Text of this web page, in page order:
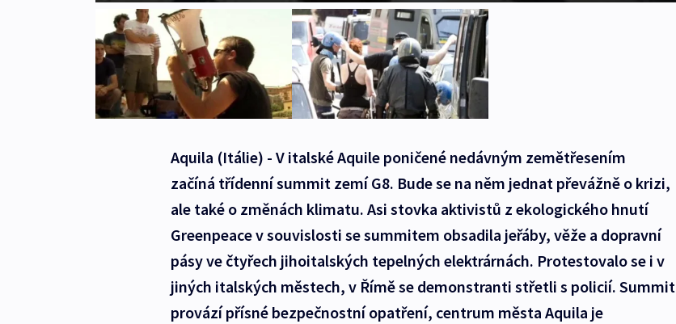
Aquila (Itálie) - V italské Aquile poničené nedávným zemětřesením
začíná třídenní summit zemí G8. Bude se na něm jednat převážně o krizi,
ale také o změnách klimatu. Asi stovka aktivistů z ekologického hnutí
Greenpeace v souvislosti se summitem obsadila jeřáby, věže a dopravní
pásy ve čtyřech jihoitalských tepelných elektrárnách. Protestovalo se i v
jiných italských městech, v Římě se demonstranti střetli s policií. Summit
provází přísné bezpečnostní opatření, centrum města Aquila je